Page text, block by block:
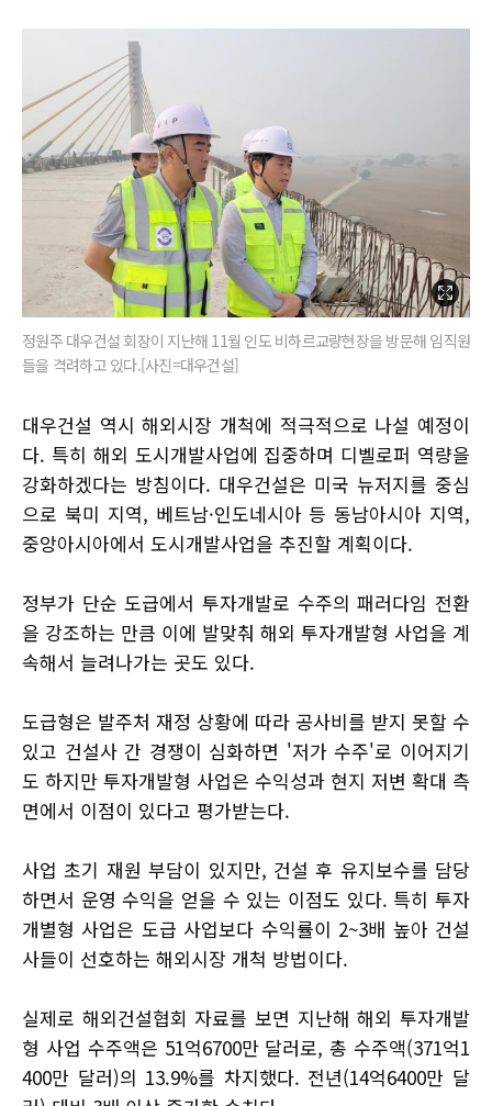
정원주 대우건설 회장이 지난해 11월 인도 비하르교량현장을 방문해 임직원
들을 격려하고 있다.[사진=대우건설]
대우건설 역시 해외시장 개척에 적극적으로 나설 예정이
다. 특히 해외 도시개발사업에 집중하며 디벨로퍼 역량을
강화하겠다는 방침이다. 대우건설은 미국 뉴저지를 중심
으로 북미 지역, 베트남·인도네시아 등 동남아시아 지역,
중앙아시아에서 도시개발사업을 추진할 계획이다.
정부가 단순 도급에서 투자개발로 수주의 패러다임 전환
을 강조하는 만큼 이에 발맞춰 해외 투자개발형 사업을 계
속해서 늘려나가는 곳도 있다.
도급형은 발주처 재정 상황에 따라 공사비를 받지 못할 수
있고 건설사 간 경쟁이 심화하면 '저가 수주'로 이어지기
도 하지만 투자개발형 사업은 수익성과 현지 저변 확대 측
면에서 이점이 있다고 평가받는다.
사업 초기 재원 부담이 있지만, 건설 후 유지보수를 담당
하면서 운영 수익을 얻을 수 있는 이점도 있다. 특히 투자
개별형 사업은 도급 사업보다 수익률이 2~3배 높아 건설
사들이 선호하는 해외시장 개척 방법이다.
실제로 해외건설협회 자료를 보면 지난해 해외 투자개발
형 사업 수주액은 51억6700만 달러로, 총 수주액(371억1
400만 달러)의 13.9%를 차지했다. 전년(14억6400만 달